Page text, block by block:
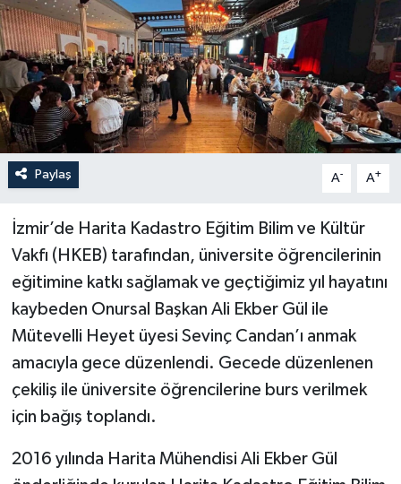
Paylaş A- A+
İzmir’de Harita Kadastro Eğitim Bilim ve Kültür
Vakfı (HKEB) tarafından, üniversite öğrencilerinin
eğitimine katkı sağlamak ve geçtiğimiz yıl hayatını
kaybeden Onursal Başkan Ali Ekber Gül ile
Mütevelli Heyet üyesi Sevinç Candan’ı anmak
amacıyla gece düzenlendi. Gecede düzenlenen
çekiliş ile üniversite öğrencilerine burs verilmek
için bağış toplandı.
2016 yılında Harita Mühendisi Ali Ekber Gül